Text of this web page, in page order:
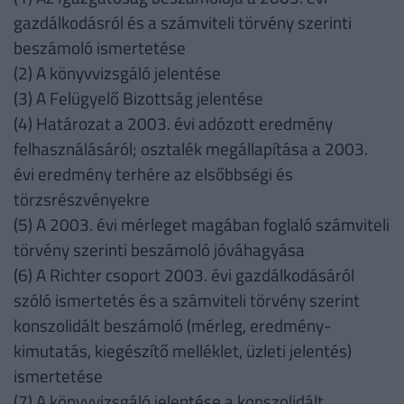
gazdálkodásról és a számviteli törvény szerinti
beszámoló ismertetése
(2) A könyvvizsgáló jelentése
(3) A Felügyelő Bizottság jelentése
(4) Határozat a 2003. évi adózott eredmény
felhasználásáról; osztalék megállapítása a 2003.
évi eredmény terhére az elsőbbségi és
törzsrészvényekre
(5) A 2003. évi mérleget magában foglaló számviteli
törvény szerinti beszámoló jóváhagyása
(6) A Richter csoport 2003. évi gazdálkodásáról
szóló ismertetés és a számviteli törvény szerint
konszolidált beszámoló (mérleg, eredmény-
kimutatás, kiegészítő melléklet, üzleti jelentés)
ismertetése